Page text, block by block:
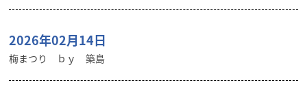
2026年02月14日
梅まつり ｂｙ 築島